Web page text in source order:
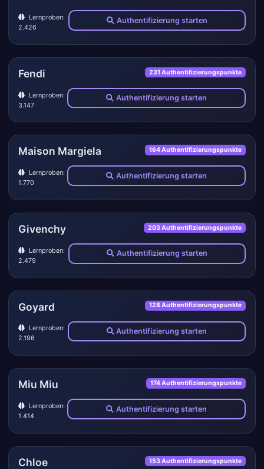
Lernproben:
2.426
Authentifizierung starten
Fendi 231 Authentifizierungspunkte
Lernproben:
3.147
Authentifizierung starten
Maison Margiela 164 Authentifizierungspunkte
Lernproben:
1.770
Authentifizierung starten
Givenchy 203 Authentifizierungspunkte
Lernproben:
2.479
Authentifizierung starten
Goyard 128 Authentifizierungspunkte
Lernproben:
2.196
Authentifizierung starten
Miu Miu 174 Authentifizierungspunkte
Lernproben:
1.414
Authentifizierung starten
Chloe 153 Authentifizierungspunkte